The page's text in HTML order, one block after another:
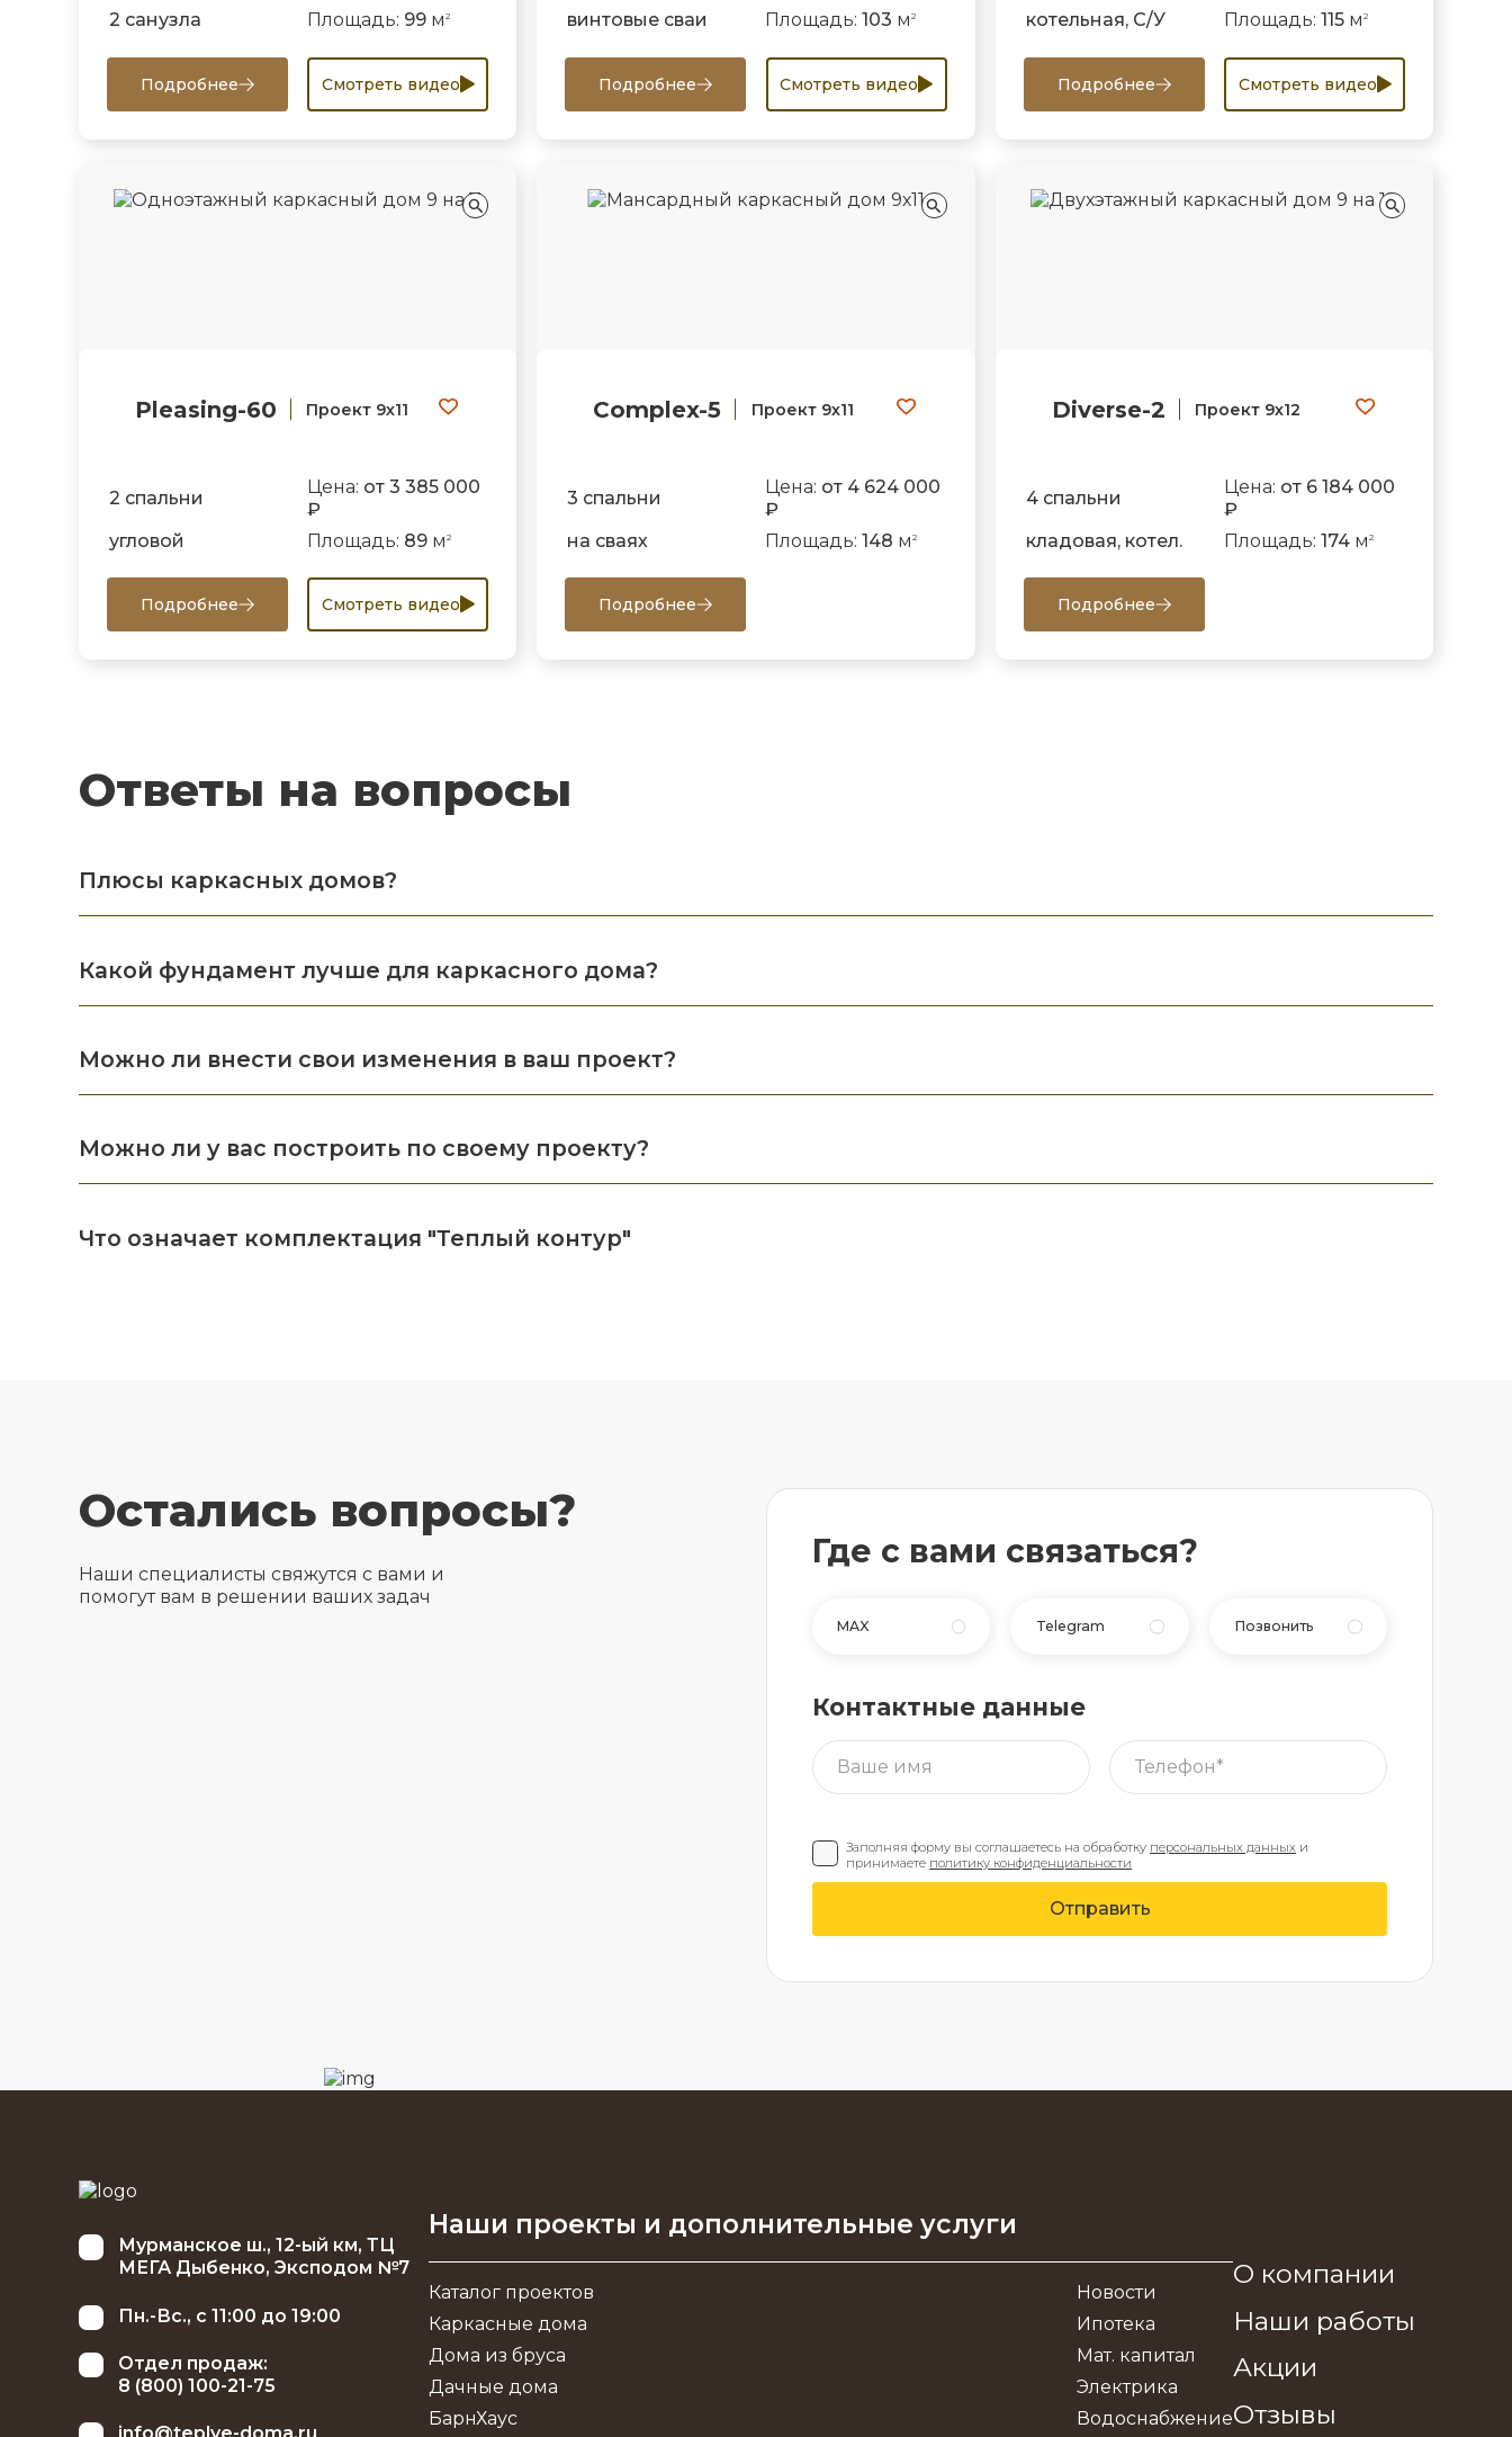
2 санузла
Площадь: 99м 2
Подробнее Смотреть видео
винтовые сваи
Площадь:103 м2
Подробнее Смотреть видео
котельная, С/У
Площадь: 115м 2
Подробнее Смотреть видео
Pleasing-60 Проект 9х11
2 спальни
Цена: от 3 385 000
₽
угловой
Площадь: 89м 2
Подробнее Смотреть видео
Complex-5 Проект 9х11
3 спальни
Цена: от 4 624 000
₽
на сваях
Площадь:148 м2
Подробнее
Diverse-2 Проект 9х12
4 спальни
Цена: от 6 184 000
₽
кладовая, котел.
Площадь: 174м 2
Подробнее
Ответы на вопросы
Плюсы каркасных домов?
Какой фундамент лучше для каркасного дома?
Можно ли внести свои изменения в ваш проект?
Можно ли у вас построить по своему проекту?
Что означает комплектация "Теплый контур"
Остались вопросы?
Наши специалисты свяжутся с вами и
помогут вам в решении ваших задач
Где с вами связаться?
MAX Telegram Позвонить
Контактные данные
Заполняя форму вы соглашаетесь на обработку персональных данных и
принимаете политику конфиденциальности
Отправить
Мурманское ш., 12-ый км, ТЦ
МЕГА Дыбенко, Эксподом №7
Пн.-Вс., с 11:00 до 19:00
Отдел продаж:
8 (800) 100-21-75
Наши проекты и дополнительные услуги
Каталог проектов
Каркасные дома
Дома из бруса
Дачные дома
БарнХаус
Новости
Ипотека
Мат. капитал
Электрика
Водоснабжение
О компании
Наши работы
Акции
Отзывы